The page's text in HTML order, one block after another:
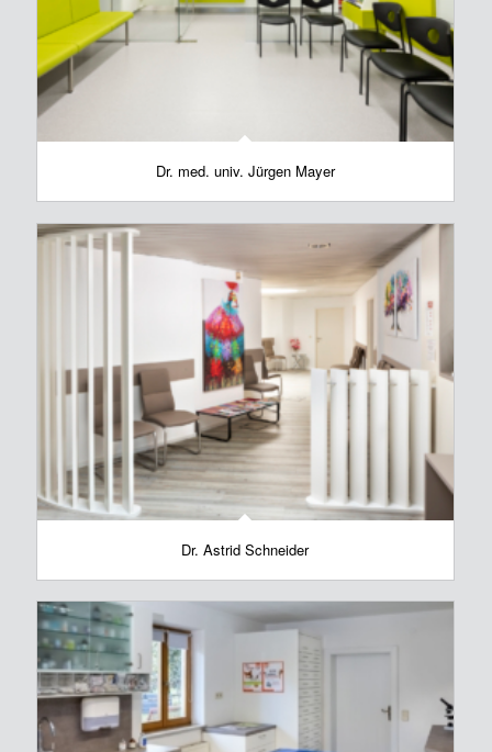
Dr. med. univ. Jürgen Mayer
Dr. Astrid Schneider